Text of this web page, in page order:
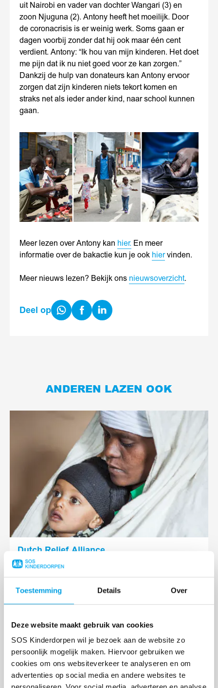
Toestemming Details Over
Deze website maakt gebruik van cookies
SOS Kinderdorpen wil je bezoek aan de website zo
persoonlijk mogelijk maken. Hiervoor gebruiken we
cookies om ons websiteverkeer te analyseren en om
advertenties op social media en andere websites te
uit Nairobi en vader van dochter Wangari (3) en
zoon Njuguna (2). Antony heeft het moeilijk. Door
de coronacrisis is er weinig werk. Soms gaan er
dagen voorbij zonder dat hij ook maar één cent
verdient. Antony: “Ik hou van mijn kinderen. Het doet
me pijn dat ik nu niet goed voor ze kan zorgen.”
Dankzij de hulp van donateurs kan Antony ervoor
zorgen dat zijn kinderen niets tekort komen en
straks net als ieder ander kind, naar school kunnen
gaan.
Meer lezen over Antony kan hier. En meer
informatie over de bakactie kun je ook hiervinden.
Meer nieuws lezen? Bekijk ons nieuwsoverzicht.
Deel opShare
on
Share
on
Share
on
ANDEREN LAZEN OOK
Dutch Relief Alliance
meer